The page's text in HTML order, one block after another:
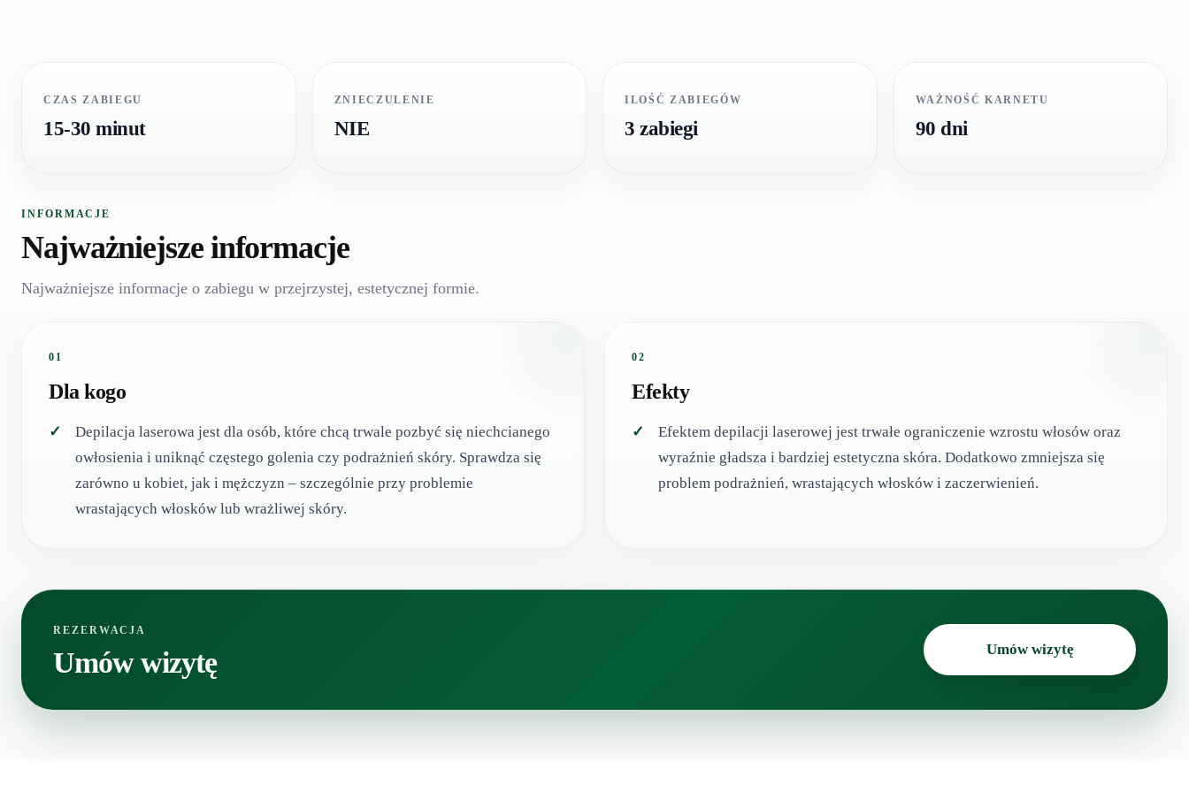
CZAS ZABIEGU
15-30 minut
ZNIECZULENIE
NIE
ILOŚĆ ZABIEGÓW
3 zabiegi
WAŻNOŚĆ KARNETU
90 dni
INFORMACJE
Najważniejsze informacje
Najważniejsze informacje o zabiegu w przejrzystej, estetycznej formie.
01
Dla kogo
Depilacja laserowa jest dla osób, które chcą trwale pozbyć się niechcianego
owłosienia i uniknąć częstego golenia czy podrażnień skóry. Sprawdza się
zarówno u kobiet, jak i mężczyzn – szczególnie przy problemie
wrastających włosków lub wrażliwej skóry.
02
Efekty
Efektem depilacji laserowej jest trwałe ograniczenie wzrostu włosów oraz
wyraźnie gładsza i bardziej estetyczna skóra. Dodatkowo zmniejsza się
problem podrażnień, wrastających włosków i zaczerwienień.
REZERWACJA
Umów wizytę Umów wizytę